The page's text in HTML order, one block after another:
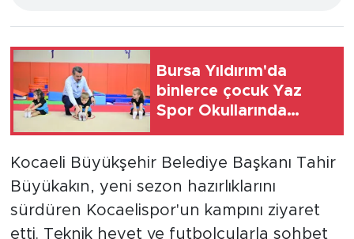
Bursa Yıldırım'da
binlerce çocuk Yaz
Spor Okullarında
Kocaeli Büyükşehir Belediye Başkanı Tahir
Büyükakın, yeni sezon hazırlıklarını
sürdüren Kocaelispor'un kampını ziyaret
etti. Teknik heyet ve futbolcularla sohbet